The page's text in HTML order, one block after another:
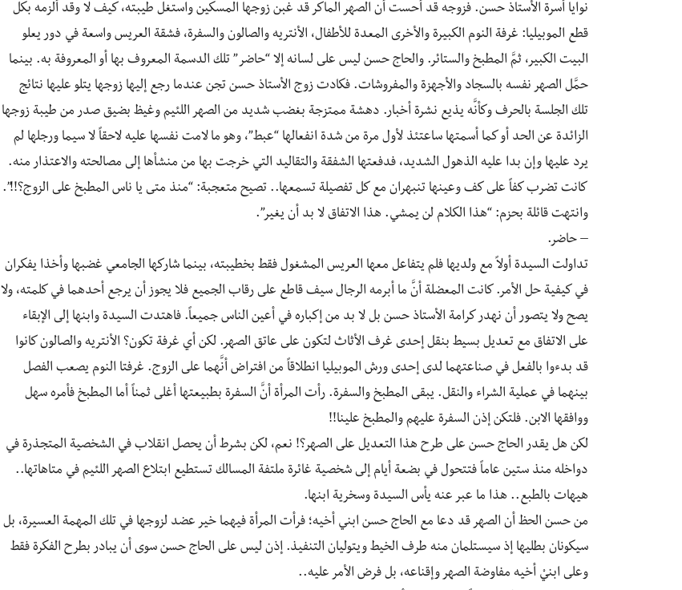
نوايا أسرة الأستاذ حسن. فزوجه قد أحست أن الصهر الماكر قد غبن زوجها المسكين واستغل طيبته، كيف لا وقد ألزمه بكل
قطع الموبيليا: غرفة النوم الكبيرة والأخرى المعدة للأطفال، الأنتريه والصالون والسفرة، فشقة العريس واسعة في دور يعلو
البيت الكبير، ثمَّ المطبخ والستائر. والحاج حسن ليس على لسانه إلا “حاضر” تلك الدسمة المعروف بها أو المعروفة به. بينما
حمَّل الصهر نفسه بالسجاد والأجهزة والمفروشات. فكادت زوج الأستاذ حسن تجن عندما رجع إليها زوجها يتلو عليها نتائج
تلك الجلسة بالحرف وكأنَّه يذيع نشرة أخبار. دهشة ممتزجة بغضب شديد من الصهر اللئيم وغيظ بضيق صدر من طيبة زوجها
الزائدة عن الحد أو كما أسمتها ساعتئذ لأول مرة من شدة انفعالها “عبط”، وهو ما لامت نفسها عليه لاحقاً لا سيما ورجلها لم
يرد عليها وإن بدا عليه الذهول الشديد، فدفعتها الشفقة والتقاليد التي خرجت بها من منشأها إلى مصالحته والاعتذار منه.
كانت تضرب كفاً على كف وعينها تنبهران مع كل تفصيلة تسمعها.. تصيح متعجبة: “منذ متى يا ناس المطبخ على الزوج؟!!”.
وانتهت قائلة بحزم: “هذا الكلام لن يمشي. هذا الاتفاق لا بد أن يغير”.
– حاضر.
تداولت السيدة أولاً مع ولديها فلم يتفاعل معها العريس المشغول فقط بخطيبته، بينما شاركها الجامعي غضبها وأخذا يفكران
في كيفية حل الأمر. كانت المعضلة أنَّ ما أبرمه الرجال سيف قاطع على رقاب الجميع فلا يجوز أن يرجع أحدهما في كلمته، ولا
يصح ولا يتصور أن نهدر كرامة الأستاذ حسن بل لا بد من إكباره في أعين الناس جميعاً. فاهتدت السيدة وابنها إلى الإبقاء
على الاتفاق مع تعديل بسيط بنقل إحدى غرف الأثاث لتكون على عاتق الصهر. لكن أي غرفة تكون؟ الأنتريه والصالون كانوا
قد بدءوا بالفعل في صناعتهما لدى إحدى ورش الموبيليا انطلاقاً من افتراض أنَّهما على الزوج. غرفتا النوم يصعب الفصل
بينهما في عملية الشراء والنقل. يبقى المطبخ والسفرة. رأت المرأة أنَّ السفرة بطبيعتها أغلى ثمناً أما المطبخ فأمره سهل
ووافقها الابن. فلتكن إذن السفرة عليهم والمطبخ علينا!!
لكن هل يقدر الحاج حسن على طرح هذا التعديل على الصهر؟! نعم، لكن بشرط أن يحصل انقلاب في الشخصية المتجذرة في
دواخله منذ ستين عاماً فتتحول في بضعة أيام إلى شخصية غائرة ملتفة المسالك تستطيع ابتلاع الصهر اللئيم في متاهاتها..
هيهات بالطبع.. هذا ما عبر عنه يأس السيدة وسخرية ابنها.
من حسن الحظ أن الصهر قد دعا مع الحاج حسن ابني أخيه؛ فرأت المرأة فيهما خير عضد لزوجها في تلك المهمة العسيرة، بل
سيكونان بطليها إذ سيستلمان منه طرف الخيط ويتوليان التنفيذ. إذن ليس على الحاج حسن سوى أن يبادر بطرح الفكرة فقط
وعلى ابنيْ أخيه مفاوضة الصهر وإقناعه، بل فرض الأمر عليه..